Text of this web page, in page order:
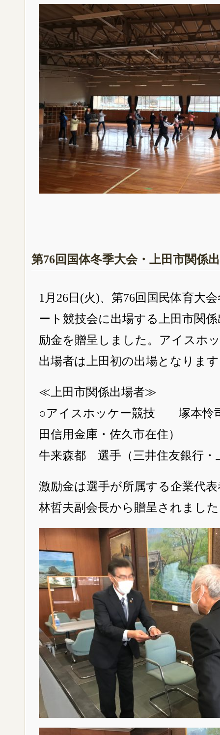
第76回国体冬季大会・上田市関係
1月26日(火)、第76回国民体育大
ート競技会に出場する上田市関
励金を贈呈しました。アイスホ
出場者は上田初の出場となりま
≪上田市関係出場者≫
○アイスホッケー競技 塚本怜
田信用金庫・佐久市在住）
牛来森都 選手（三井住友銀行・
激励金は選手が所属する企業代
林哲夫副会長から贈呈されまし